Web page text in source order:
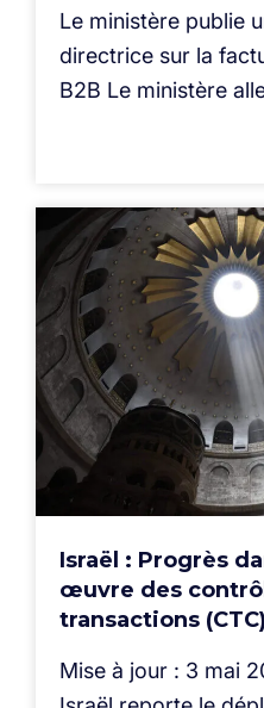
Le ministère publie
directrice sur la
B2B Le ministère
Israël : Progrès
œuvre des
transactions (CTC)
Mise à jour : 3 mai